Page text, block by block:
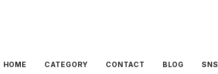
HOME CATEGORY CONTACT BLOG SNS